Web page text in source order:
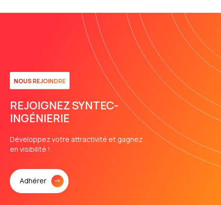
NOUS REJOINDRE
REJOIGNEZ SYNTEC-
INGÉNIERIE
Développez votre attractivité et gagnez
en visibilité !
Adhérer